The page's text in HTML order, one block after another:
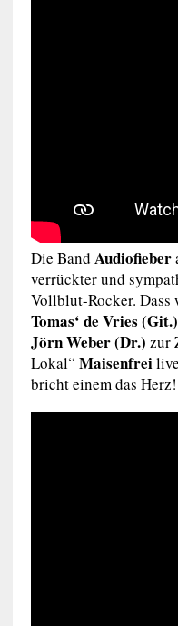
Die Band Audiofieber
verrückter und
Vollblut-Rocker. Dass
Tomas‘ de Vries
Jörn Weber (Dr.) zur
Lokal“ Maisenfrei
bricht einem das Herz!